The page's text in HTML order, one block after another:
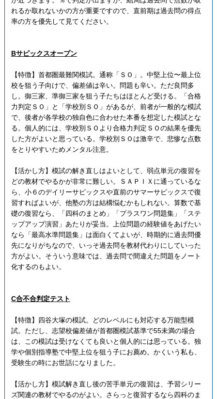
れるか取れないかの方が重要ですので、直前期は過去問の得点
率の方を優先して見てください。
Bサピックスオープン
【特徴】首都圏最難関模試。通称「ＳＯ」。中堅上位〜最上位
校を狙う子向けで、偏差値は辛い。問題も辛い。ただ良問多
し。御三家、準御三家を狙う子たちはほとんど受ける。「合格
力判定ＳＯ」と「学校別ＳＯ」があるが、前者が一般的な模試
で、後者が各学校の独自色に合わせた本番を想定した模試とな
る。個人的には、学校別ＳＯより合格力判定ＳＯの結果を優先
した方がよいと思っている。学校別ＳＯは激辛で、悲惨な点数
をとりやすいためメンタル注意。
【活かし方】模試の解き直しはよいとして、弱点単元の復習を
どの教材でやるかが非常に難しい。ＳＡＰＩＸに通っているな
ら、小６のデイリーサピックスや直前のサマーサピックスで復
習すればよいが、他塾の方は結構悩むかもしれない。算数で基
礎の復習なら、「四科のまとめ」「プラスワン問題集」「ステ
ップアップ演習」あたりが妥当。上位問題の経験値をあげたい
なら「最高水準問題集」は面白くてよいが、時期的に過去問優
先になりがちなので、いっそ過去問を教材代わりにしていった
方がよい。そういう意味では、過去問で間違えた問題をノート
化するのもよい。
C合不合判定テスト
【特徴】四谷大塚の模試。どのレベルにも対応する万能型模
試。ただし、志望校偏差値が首都圏模試基準で55未満の場合
は、この模試は受けなくても良いと個人的には思っている。独
学や個別指導塾で中堅上位を狙う子にお薦め。かくいう私も、
受験生の時にお世話になりました。
【活かし方】模試解き直し後の苦手単元の復習は、予習シリー
ズ関連の教材でやるのがよい。さらっと復習するなら四科のま